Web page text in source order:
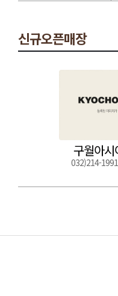
신규오픈매장
구월아시
032)214-